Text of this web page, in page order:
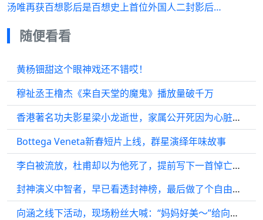
汤唯再获百想影后是百想史上首位外国人二封影后…
随便看看
黄杨钿甜这个眼神戏还不错哎！
穆祉丞王橹杰《来自天堂的魔鬼》播放量破千万
香港著名功夫影星梁小龙逝世，家属公开死因为心脏衰竭
Bottega Veneta新春短片上线，群星演绎年味故事
李白被流放，杜甫却以为他死了，提前写下一首悼亡诗，悲情又好笑
封神演义中智者，早已看透封神榜，最后做了个自由散仙，很逍遥！
向涵之线下活动，现场粉丝大喊：“妈妈好美～”给向涵之喊害羞了